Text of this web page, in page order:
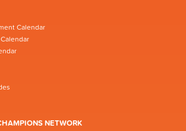
Calendar
NETWORK